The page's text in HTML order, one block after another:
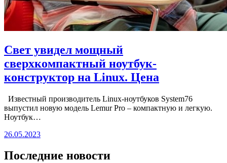
Свет увидел мощный
сверхкомпактный ноутбук-
конструктор на Linux. Цена
Известный производитель Linux-ноутбуков System76
выпустил новую модель Lemur Pro – компактную и легкую.
Ноутбук…
26.05.2023
Последние новости